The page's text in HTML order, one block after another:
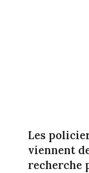
Les
viennent
recherche